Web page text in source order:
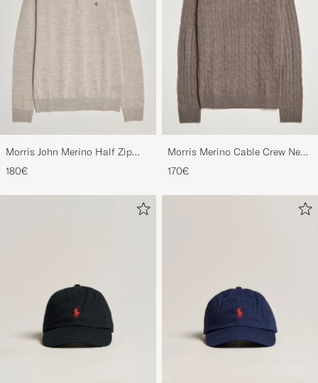
Morris John Merino Half Zip
Khaki
180€
Morris Merino Cable Crew Neck
Light Brown
170€